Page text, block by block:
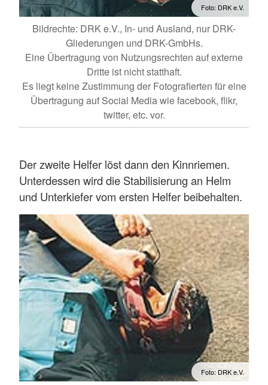
Foto: DRK e.V.
Bildrechte: DRK e.V., In- und Ausland, nur DRK-
Gliederungen und DRK-GmbHs.
Eine Übertragung von Nutzungsrechten auf externe
Dritte ist nicht statthaft.
Es liegt keine Zustimmung der Fotografierten für eine
Übertragung auf Social Media wie facebook, flikr,
twitter, etc. vor.
Der zweite Helfer löst dann den Kinnriemen.
Unterdessen wird die Stabilisierung an Helm
und Unterkiefer vom ersten Helfer beibehalten.
Foto: DRK e.V.